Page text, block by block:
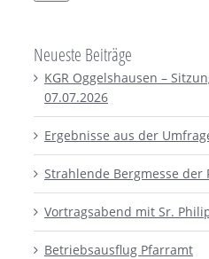
Neueste Beiträge
KGR Oggelshausen –
07.07.2026
Ergebnisse aus der
Strahlende Bergmesse der
Vortragsabend mit Sr.
Betriebsausflug Pfarramt